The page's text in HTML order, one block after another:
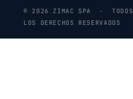
© 2026 ZIMAC SPA · TODOS
LOS DERECHOS RESERVADOS